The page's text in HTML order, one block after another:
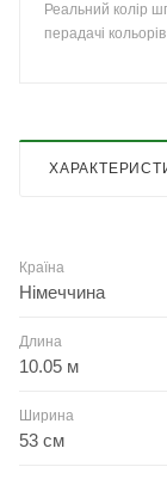
Реальний колір
перадачі
Країна
Німеччина
Длина
10.05 м
Ширина
53 см